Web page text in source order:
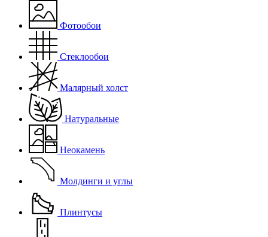
Фотообои
Стеклообои
Малярный холст
Натуральные
Неокамень
Молдинги и углы
Плинтусы